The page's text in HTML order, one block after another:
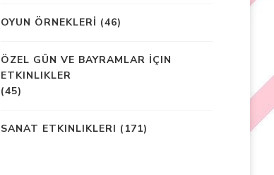
OYUN ÖRNEKLERİ (46)
ÖZEL GÜN VE BAYRAMLAR İÇIN
ETKINLIKLER
(45)
SANAT ETKINLIKLERI (171)